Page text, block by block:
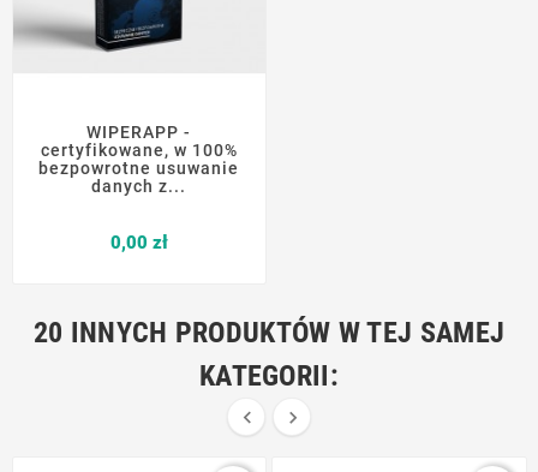
WIPERAPP -
certyfikowane, w 100%
bezpowrotne usuwanie
danych z...
0,00 złCena
20 INNYCH PRODUKTÓW W TEJ SAMEJ
KATEGORII:
 